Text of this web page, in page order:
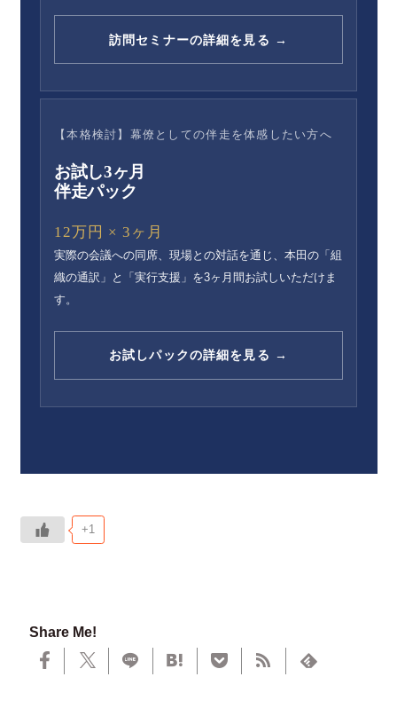
訪問セミナーの詳細を見る →
【本格検討】幕僚としての伴走を体感したい方へ
お試し3ヶ月
伴走パック
12万円 × 3ヶ月
実際の会議への同席、現場との対話を通じ、本田の「組
織の通訳」と「実行支援」を3ヶ月間お試しいただけま
す。
お試しパックの詳細を見る →
+1
Share Me!